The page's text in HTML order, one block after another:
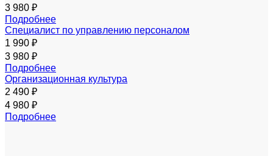
3 980 ₽
Подробнее
Специалист по управлению персоналом
1 990 ₽
3 980 ₽
Подробнее
Организационная культура
2 490 ₽
4 980 ₽
Подробнее